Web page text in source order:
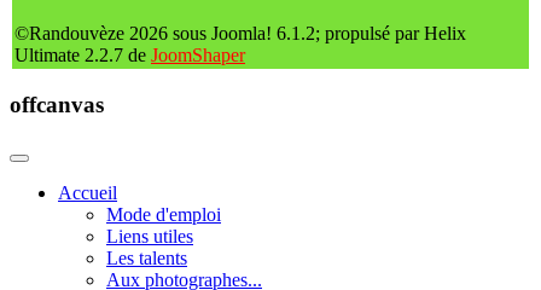
©Randouvèze 2026 sous Joomla! 6.1.2; propulsé par Helix
Ultimate 2.2.7 de JoomShaper
offcanvas
Accueil
Mode d'emploi
Liens utiles
Les talents
Aux photographes...